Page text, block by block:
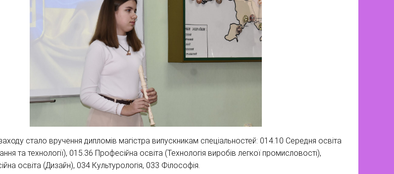
стало вручення дипломів магістра випускникам спеціальностей: 014.10 Середня освіта
та технології), 015.36 Професійна освіта (Технологія виробів легкої промисловості),
освіта (Дизайн), 034 Культурологія, 033 Філософія.